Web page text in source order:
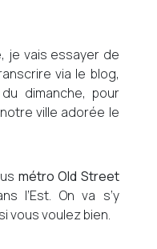
je vais essayer de
via le blog,
dimanche, pour
ville adorée le
métro Old Street
l’Est. On va s’y
vous voulez bien.